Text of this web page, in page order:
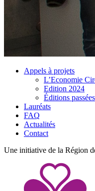
Appels à projets
L’Economie
Edition 2024
Éditions passées
Lauréats
FAQ
Actualités
Contact
Une initiative de la Région